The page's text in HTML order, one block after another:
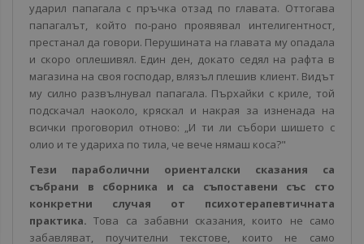
ударил папагала с пръчка отзад по главата. Оттогава
папагалът, който по-рано проявявал интелигентност,
престанал да говори. Перушината на главата му опадала
и скоро оплешивял. Един ден, докато седял на рафта в
магазина на своя господар, влязъл плешив клиент. Видът
му силно развълнувал папагала. Пърхайки с криле, той
подскачал наоколо, кряскал и накрая за изненада на
всички проговорил отново: „И ти ли събори шишето с
олио и те удариха по тила, че вече нямаш коса?"
Тези параболични ориенталски сказания са
събрани в сборника и са съпоставени със сто
конкретни случая от психотерапевтичната
практика. Това са забавни сказания, които не само
забавляват, поучителни текстове, които не само